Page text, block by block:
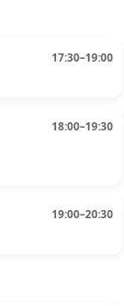
17:30–19:00
18:00–19:30
19:00–20:30